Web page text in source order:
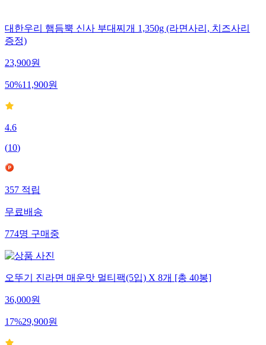
대한우리 햄듬뿍 신사 부대찌개 1,350g (라면사리, 치즈사리
증정)
23,900원
50%11,900원
4.6
(10)
357적립
무료배송
774명구매중
오뚜기 진라면 매운맛 멀티팩(5입) X 8개 [총 40봉]
36,000원
17%29,900원